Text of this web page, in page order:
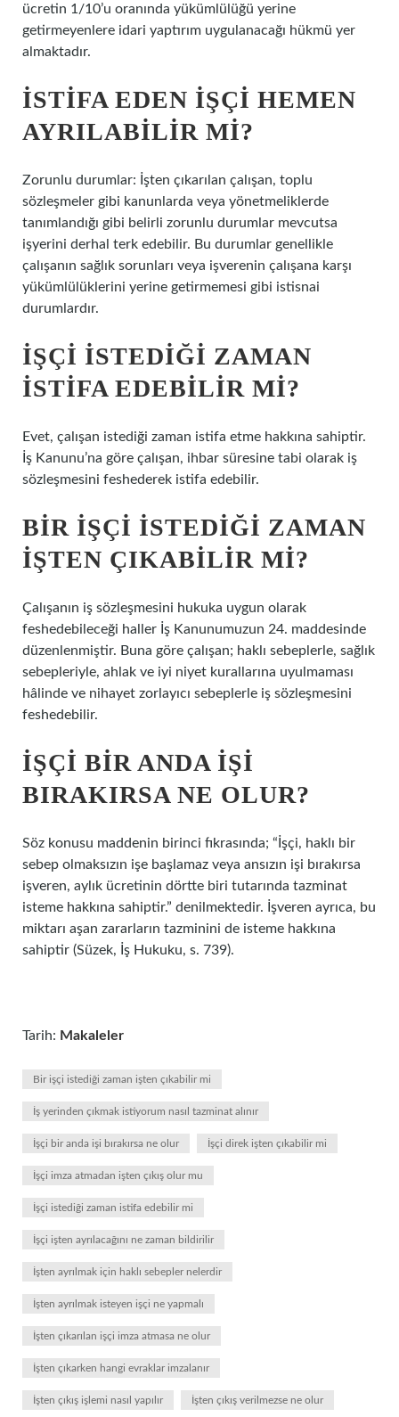
ücretin 1/10’u oranında yükümlülüğü yerine
getirmeyenlere idari yaptırım uygulanacağı hükmü yer
almaktadır.
İSTIFA EDEN IŞÇI HEMEN
AYRILABILIR MI?
Zorunlu durumlar: İşten çıkarılan çalışan, toplu
sözleşmeler gibi kanunlarda veya yönetmeliklerde
tanımlandığı gibi belirli zorunlu durumlar mevcutsa
işyerini derhal terk edebilir. Bu durumlar genellikle
çalışanın sağlık sorunları veya işverenin çalışana karşı
yükümlülüklerini yerine getirmemesi gibi istisnai
durumlardır.
İŞÇI ISTEDIĞI ZAMAN
ISTIFA EDEBILIR MI?
Evet, çalışan istediği zaman istifa etme hakkına sahiptir.
İş Kanunu’na göre çalışan, ihbar süresine tabi olarak iş
sözleşmesini feshederek istifa edebilir.
BIR IŞÇI ISTEDIĞI ZAMAN
IŞTEN ÇIKABILIR MI?
Çalışanın iş sözleşmesini hukuka uygun olarak
feshedebileceği haller İş Kanunumuzun 24. maddesinde
düzenlenmiştir. Buna göre çalışan; haklı sebeplerle, sağlık
sebepleriyle, ahlak ve iyi niyet kurallarına uyulmaması
hâlinde ve nihayet zorlayıcı sebeplerle iş sözleşmesini
feshedebilir.
İŞÇI BIR ANDA IŞI
BIRAKIRSA NE OLUR?
Söz konusu maddenin birinci fıkrasında; “İşçi, haklı bir
sebep olmaksızın işe başlamaz veya ansızın işi bırakırsa
işveren, aylık ücretinin dörtte biri tutarında tazminat
isteme hakkına sahiptir.” denilmektedir. İşveren ayrıca, bu
miktarı aşan zararların tazminini de isteme hakkına
sahiptir (Süzek, İş Hukuku, s. 739).
Tarih: Makaleler
Bir işçi istediği zaman işten çıkabilir mi
İş yerinden çıkmak istiyorum nasıl tazminat alınır
İşçi bir anda işi bırakırsa ne olur İşçi direk işten çıkabilir mi
İşçi imza atmadan işten çıkış olur mu
İşçi istediği zaman istifa edebilir mi
İşçi işten ayrılacağını ne zaman bildirilir
İşten ayrılmak için haklı sebepler nelerdir
İşten ayrılmak isteyen işçi ne yapmalı
İşten çıkarılan işçi imza atmasa ne olur
İşten çıkarken hangi evraklar imzalanır
İşten çıkış işlemi nasıl yapılır İşten çıkış verilmezse ne olur